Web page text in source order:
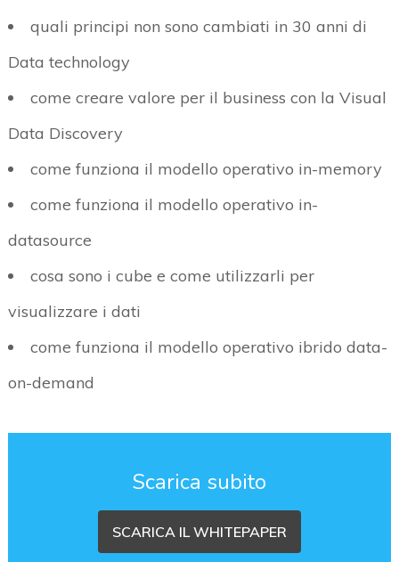
quali principi non sono cambiati in 30 anni di
Data technology
come creare valore per il business con la Visual
Data Discovery
come funziona il modello operativo in-memory
come funziona il modello operativo in-
datasource
cosa sono i cube e come utilizzarli per
visualizzare i dati
come funziona il modello operativo ibrido data-
on-demand
Scarica subito
SCARICA IL WHITEPAPER